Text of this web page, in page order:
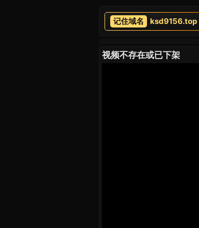
ksd9156.top
视频不存在或已下架